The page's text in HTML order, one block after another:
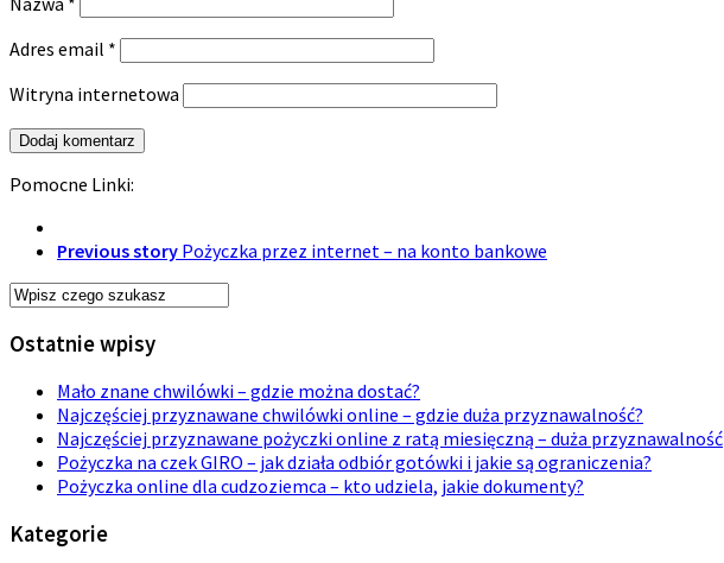
Adres email *
Witryna internetowa
Pomocne Linki:
Previous story Pożyczka przez internet – na konto bankowe
Ostatnie wpisy
Mało znane chwilówki – gdzie można dostać?
Najczęściej przyznawane chwilówki online – gdzie duża przyznawalność?
Najczęściej przyznawane pożyczki online z ratą miesięczną – duża przyznawalność
Pożyczka na czek GIRO – jak działa odbiór gotówki i jakie są ograniczenia?
Pożyczka online dla cudzoziemca – kto udziela, jakie dokumenty?
Kategorie